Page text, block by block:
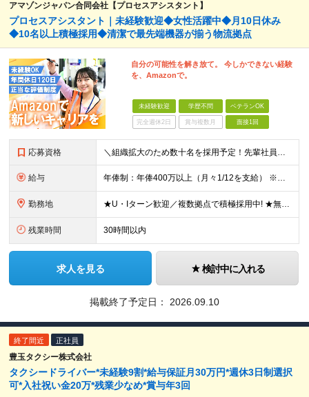
アマゾンジャパン合同会社【プロセスアシスタント】
プロセスアシスタント｜未経験歓迎◆女性活躍中◆月10日休み
◆10名以上積極採用◆清潔で最先端機器が揃う物流拠点
自分の可能性を解き放て。 今しかできない経験
を、Amazonで。
未経験歓迎 学歴不問 ベテランOK
完全週休2日 賞与複数月 面接1回
応募資格 ＼組織拡大のため数十名を採用予定！先輩社員もほとんどが未経験入社／ ◆業界・職種未経験OK ◆学歴不問 【こんな方にピッタリ！】 ・新しい環境で自分の力を試したい方 ・裁量を持って挑戦したい方 ・幅
給与 年俸制：年俸400万以上（月々1/12を支給） ※時間外手当、深夜勤務手当は勤務時間に応じて、別途全額支給 ※経験・能力の考慮あり ※試用期間3ヵ月（期間中の待遇・条件に変更なし）
勤務地 ★U・Iターン歓迎／複数拠点で積極採用中! ★無料シャトルバス利用OK！（一部拠点のみ／詳細はお問い合わせください） 【勤務地は下記からご希望を伺い、配属先を決定します】 ※勤務地の詳細は面接時にご
残業時間 30時間以内
求人を見る 検討中に入れる
掲載終了予定日： 2026.09.10
終了間近 正社員
豊玉タクシー株式会社
タクシードライバー*未経験9割*給与保証月30万円*週休3日制選択
可*入社祝い金20万*残業少なめ*賞与年3回